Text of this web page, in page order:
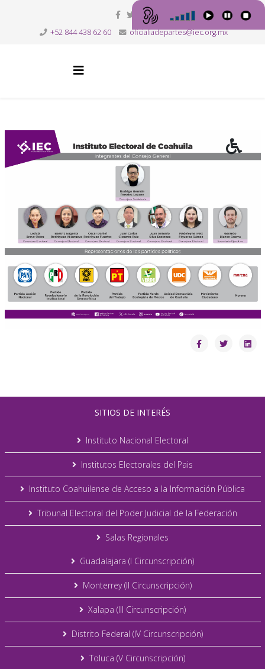
+52 844 438 62 60 oficialiadepartes@iec.org.mx
SITIOS DE INTERÉS
Instituto Nacional Electoral
Institutos Electorales del Pais
Instituto Coahuilense de Acceso a la Información Pública
Tribunal Electoral del Poder Judicial de la Federación
Salas Regionales
Guadalajara (I Circunscripción)
Monterrey (II Circunscripción)
Xalapa (III Circunscripción)
Distrito Federal (IV Circunscripción)
Toluca (V Circunscripción)